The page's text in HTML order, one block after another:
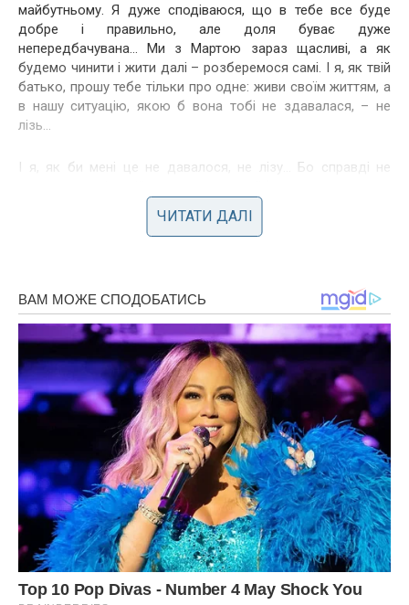
майбутньому. Я дуже сподіваюся, що в тебе все буде
добре і правильно, але доля буває дуже
непередбачувана… Ми з Мартою зараз щасливі, а як
будемо чинити і жити далі – розберемося самі. І я, як твій
батько, прошу тебе тільки про одне: живи своїм життям, а
в нашу ситуацію, якою б вона тобі не здавалася, – не
лізь…
І я, як би мені це не давалося, не лізу… Бо справді не
ЧИТАТИ ДАЛІ